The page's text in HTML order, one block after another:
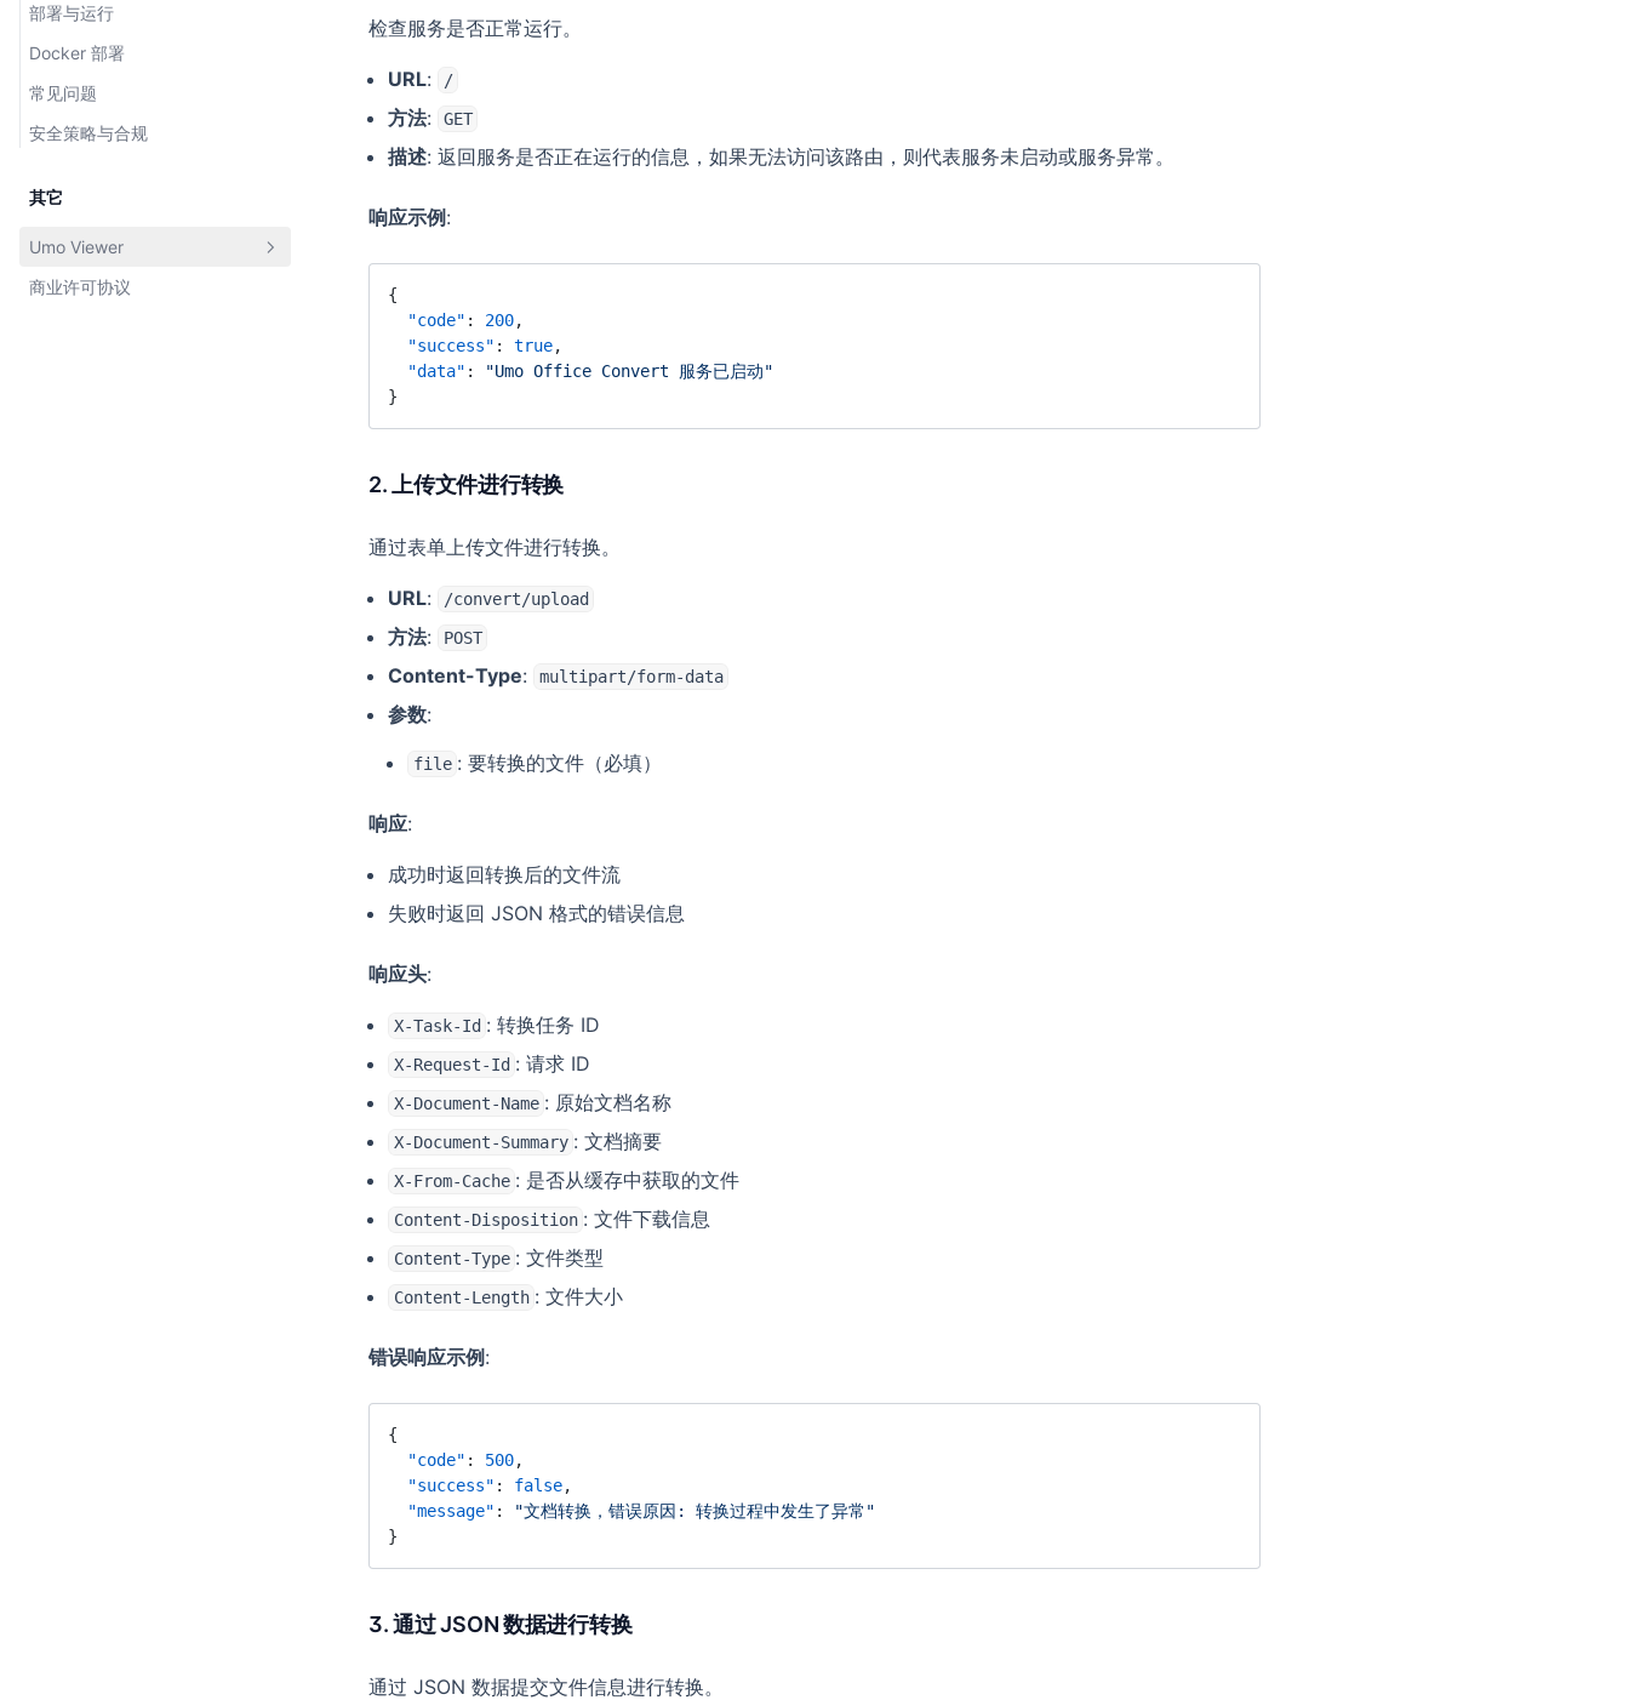
文件上传配置
主题配置
AI 智能建议
AI 文档助手
AI 聊天助手
基本介绍
使用场景
快速开始
核心概念
配置项
文档历史版本
基本介绍
快速开始
配置与方法
排障指南
文档表单
基本介绍
使用场景
快速开始
文档标注
文档导入
表格增强
内容锁定
部署与运行
Docker 部署
常见问题
安全策略与合规
其它
Umo Viewer
基本介绍
商业许可协议
检查服务是否正常运行。
URL: /
方法: GET
描述: 返回服务是否正在运行的信息，如果无法访问该路由，则代表服务未启动或服务异常。
响应示例 :
{
  "code"
: 200,
  "success"
: true,
  "data"
:
"Umo Office Convert 服务已启动"
}
2. 上传文件进行转换
通过表单上传文件进行转换。
URL: /convert/upload
方法: POST
Content-Type: multipart/form-data
参数:
file : 要转换的文件（必填）
响应:
成功时返回转换后的文件流
失败时返回 JSON 格式的错误信息
响应头:
X-Task-Id : 转换任务 ID
X-Request-Id : 请求 ID
X-Document-Name : 原始文档名称
X-Document-Summary : 文档摘要
X-From-Cache : 是否从缓存中获取的文件
Content-Disposition : 文件下载信息
Content-Type : 文件类型
Content-Length : 文件大小
错误响应示例 :
{
  "code"
: 500,
  "success"
: false,
  "message"
:
"文档转换，错误原因: 转换过程中发生了异常"
}
3. 通过 JSON 数据进行转换
通过 JSON 数据提交文件信息进行转换。